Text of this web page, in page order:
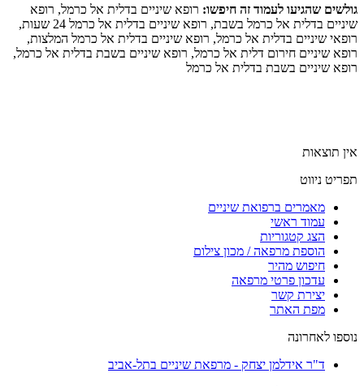
גולשים שהגיעו לעמוד זה חיפשו: רופא שיניים בדלית אל כרמל, רופא
שיניים בדלית אל כרמל בשבת, רופא שיניים בדלית אל כרמל 24 שעות,
רופאי שיניים בדלית אל כרמל, רופא שיניים בדלית אל כרמל המלצות,
רופא שיניים חירום דלית אל כרמל, רופא שיניים בשבת בדלית אל כרמל,
רופא שיניים בשבת בדלית אל כרמל
אין תוצאות
תפריט ניווט
מאמרים ברפואת שיניים
עמוד ראשי
הצג קטגוריות
הוספת מרפאה / מכון צילום
חיפוש מהיר
עדכון פרטי מרפאה
יצירת קשר
מפת האתר
נוספו לאחרונה
ד"ר אידלמן יצחק - מרפאת שיניים בתל-אביב